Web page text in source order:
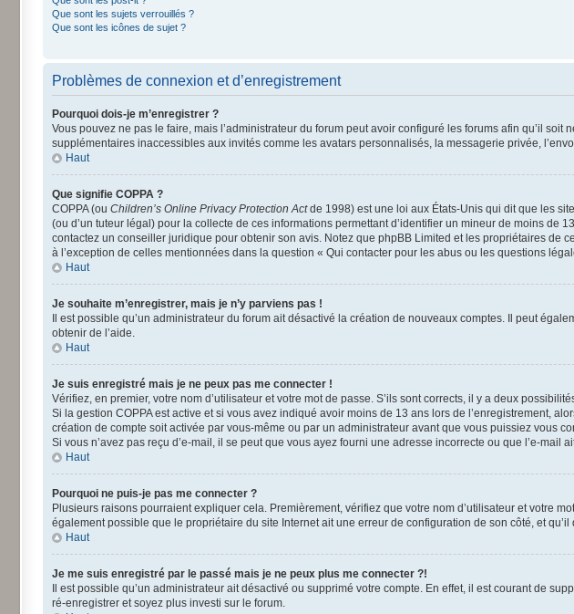
Que sont les sujets verrouillés ?
Que sont les icônes de sujet ?
Problèmes de connexion et d’enregistrement
Pourquoi dois-je m’enregistrer ?
Vous pouvez ne pas le faire, mais l’administrateur du forum peut avoir configuré les forums afin qu’il
supplémentaires inaccessibles aux invités comme les avatars personnalisés, la messagerie privée,
Haut
Que signifie COPPA ?
COPPA (ou Children’s Online Privacy Protection Actde 1998) est une loi aux États-Unis qui dit que les
(ou d’un tuteur légal) pour la collecte de ces informations permettant d’identifier un mineur de moins de
contactez un conseiller juridique pour obtenir son avis. Notez que phpBB Limited et les propriétaires de
à l’exception de celles mentionnées dans la question « Qui contacter pour les abus ou les questions
Haut
Je souhaite m’enregistrer, mais je n’y parviens pas !
Il est possible qu’un administrateur du forum ait désactivé la création de nouveaux comptes. Il peut
obtenir de l’aide.
Haut
Je suis enregistré mais je ne peux pas me connecter !
Vérifiez, en premier, votre nom d’utilisateur et votre mot de passe. S’ils sont corrects, il y a deux
Si la gestion COPPA est active et si vous avez indiqué avoir moins de 13 ans lors de l’enregistrement,
création de compte soit activée par vous-même ou par un administrateur avant que vous puissiez vous
Si vous n’avez pas reçu d’e-mail, il se peut que vous ayez fourni une adresse incorrecte ou que l’e-
Haut
Pourquoi ne puis-je pas me connecter ?
Plusieurs raisons pourraient expliquer cela. Premièrement, vérifiez que votre nom d’utilisateur et votre
également possible que le propriétaire du site Internet ait une erreur de configuration de son côté, et qu’il
Haut
Je me suis enregistré par le passé mais je ne peux plus me connecter ?!
Il est possible qu’un administrateur ait désactivé ou supprimé votre compte. En effet, il est courant de
ré-enregistrer et soyez plus investi sur le forum.